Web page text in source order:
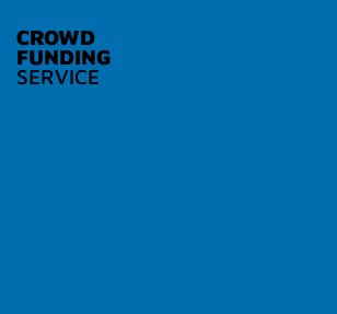
CROWD
FUNDING
SERVICE